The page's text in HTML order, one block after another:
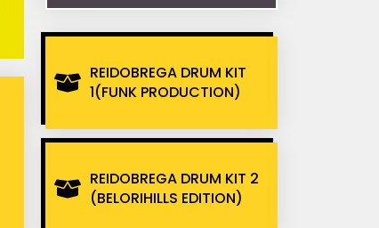
REIDOBREGA DRUM KIT
1(FUNK PRODUCTION)
REIDOBREGA DRUM KIT 2
(BELORIHILLS EDITION)